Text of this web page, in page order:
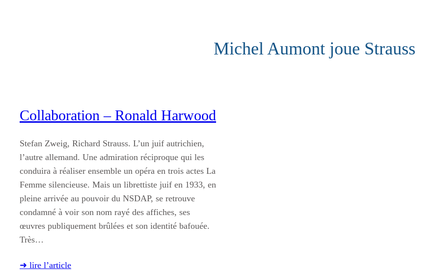
Michel Aumont joue Strauss
Collaboration – Ronald Harwood
Stefan Zweig, Richard Strauss. L’un juif autrichien,
l’autre allemand. Une admiration réciproque qui les
conduira à réaliser ensemble un opéra en trois actes La
Femme silencieuse. Mais un librettiste juif en 1933, en
pleine arrivée au pouvoir du NSDAP, se retrouve
condamné à voir son nom rayé des affiches, ses
œuvres publiquement brûlées et son identité bafouée.
Très…
➜ lire l’article